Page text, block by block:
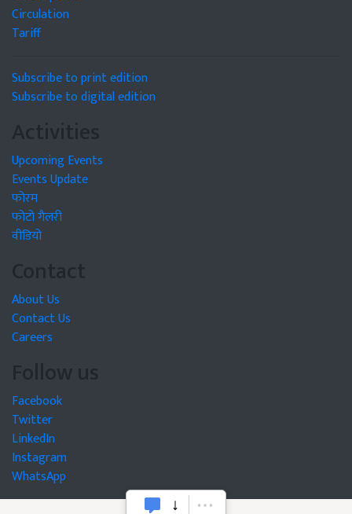
Circulation
Tariff
Subscribe to print edition
Subscribe to digital edition
Activities
Upcoming Events
Events Update
फोरम
फोटो गैलरी
वीडियो
Contact
About Us
Contact Us
Careers
Follow us
Facebook
Twitter
LinkedIn
Instagram
WhatsApp